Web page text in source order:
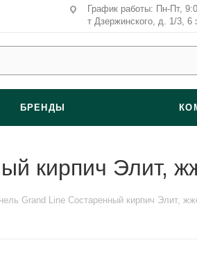
График работы: Пн-Пт,
т Дзержинского, д. 1/3, 6
БРЕНДЫ
кирпич Элит,
Grand Line Состаренный кирпич Элит,